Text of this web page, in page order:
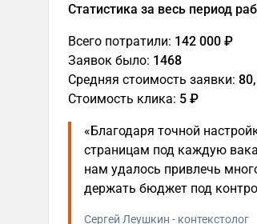
Статистика за весь период
Всего потратили: 142 000 ₽
Заявок было: 1468
Средняя стоимость заявки:
Стоимость клика: 5 ₽
«Благодаря точной
страницам под каждую
нам удалось привлечь
держать бюджет под
Сергей Леушкин - контекстолог